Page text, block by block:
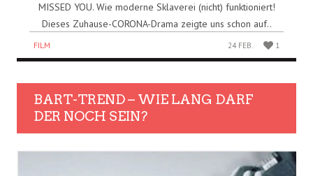
MISSED YOU. Wie moderne Sklaverei (nicht) funktioniert!
Dieses Zuhause-CORONA-Drama zeigte uns schon auf..
FILM 24 FEB. 1
BART-TREND – WIE LANG DARF
DER NOCH SEIN?